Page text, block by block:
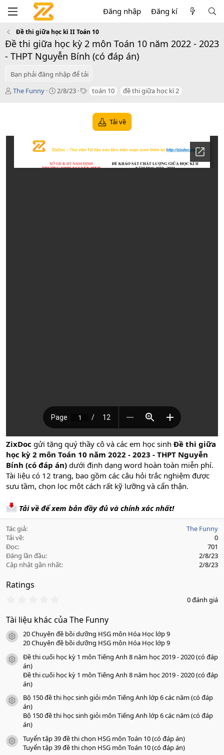
Đăng nhập Đăng kí
Đề thi giữa học kì II Toán 10
Đề thi giữa học kỳ 2 môn Toán 10 năm 2022 - 2023
- THPT Nguyễn Bính (có đáp án)
Bạn phải đăng nhập để tải
T
ả
The Funny
C
n
d
2/8/23
T toán 10 đề thi giữa học kì 2
Tải về
ZixDoc gửi tặng quý thầy cô và các em học sinh Đề thi giữa
học kỳ 2 môn Toán 10 năm 2022 - 2023 - THPT Nguyễn
Bính (có đáp án) dưới định dạng word hoàn toàn miễn phí.
Tài liệu có 12 trang, bao gồm các câu hỏi trắc nghiệm được
sưu tầm, chọn lọc một cách rất kỹ lưỡng và cẩn thận.
Tải về để xem bản đầy đủ và chính xác nhất!
Tác giả
The Funny
Tải về
0
Đọc
701
Đăng lần đầu
2/8/23
Cập nhật gần nhất
2/8/23
Ratings
0
0
s
a
o
0 đánh giá
Tài liệu khác của The Funny
icon tài liệu
20 Chuyên đề bồi dưỡng HSG môn Hóa Học lớp 9
20 Chuyên đề bồi dưỡng HSG môn Hóa Học lớp 9
icon tài liệu
Đề thi cuối học kỳ 1 môn Tiếng Anh 8 năm học 2019 - 2020 (có đáp
án)
Đề thi cuối học kỳ 1 môn Tiếng Anh 8 năm học 2019 - 2020 (có đáp
án)
icon tài liệu
Bộ 150 đề thi học sinh giỏi môn Tiếng Anh lớp 6 các năm (có đáp
án)
Bộ 150 đề thi học sinh giỏi môn Tiếng Anh lớp 6 các năm (có đáp
án)
icon tài liệu
Tuyển tập 39 đề thi chọn HSG môn Toán 10 (có đáp án)
Tuyển tập 39 đề thi chọn HSG môn Toán 10 (có đáp án)